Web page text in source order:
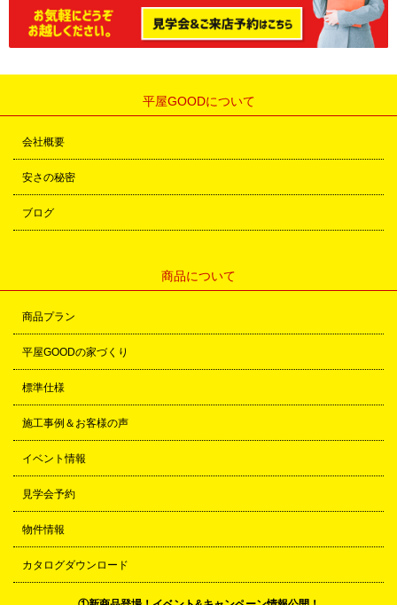
平屋GOODについて
会社概要
安さの秘密
ブログ
商品について
商品プラン
平屋GOODの家づくり
標準仕様
施工事例＆お客様の声
イベント情報
見学会予約
物件情報
カタログダウンロード